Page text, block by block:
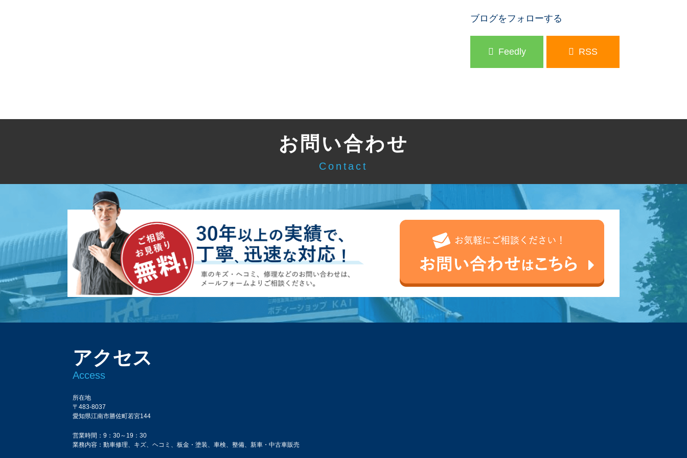
ブログをフォローする
Feedly RSS
お問い合わせ
Contact
アクセス
Access
所在地
〒483-8037
愛知県江南市勝佐町若宮144
営業時間：9：30～19：30
業務内容：動車修理、キズ、ヘコミ、板金・塗装、車検、整備、新車・中古車販売